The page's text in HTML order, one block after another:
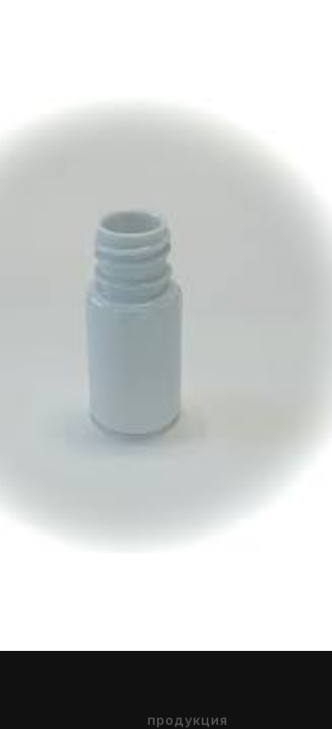
продукция